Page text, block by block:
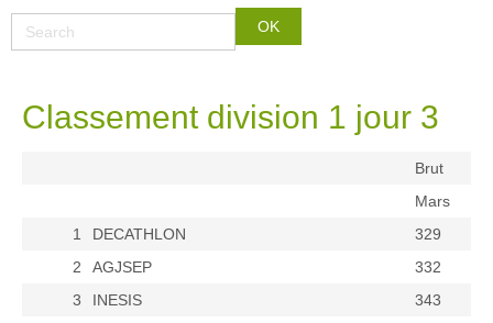
Classement division 1 jour 3
Brut
Mars
1
DECATHLON
329
2
AGJSEP
332
3
INESIS
343